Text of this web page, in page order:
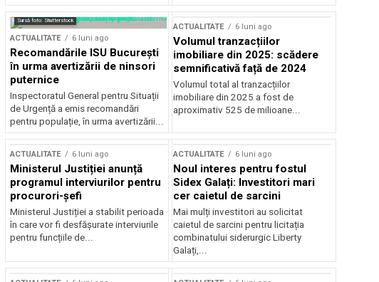
Sursă foto: Shutterstock
ACTUALITATE 6 luni ago
Recomandările ISU București
în urma avertizării de ninsori
puternice
Inspectoratul General pentru Situații
de Urgență a emis recomandări
pentru populație, în urma avertizării...
ACTUALITATE 6 luni ago
Volumul tranzacțiilor
imobiliare din 2025: scădere
semnificativă față de 2024
Volumul total al tranzacțiilor
imobiliare din 2025 a fost de
aproximativ 525 de milioane...
ACTUALITATE 6 luni ago
Ministerul Justiției anunță
programul interviurilor pentru
procurori-șefi
Ministerul Justiției a stabilit perioada
în care vor fi desfășurate interviurile
pentru funcțiile de...
ACTUALITATE 6 luni ago
Noul interes pentru fostul
Sidex Galați: Investitori mari
cer caietul de sarcini
Mai mulți investitori au solicitat
caietul de sarcini pentru licitația
combinatului siderurgic Liberty
Galați,...